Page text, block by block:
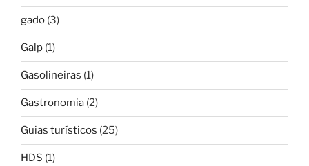
gado (3)
Galp (1)
Gasolineiras (1)
Gastronomia (2)
Guias turísticos (25)
HDS (1)